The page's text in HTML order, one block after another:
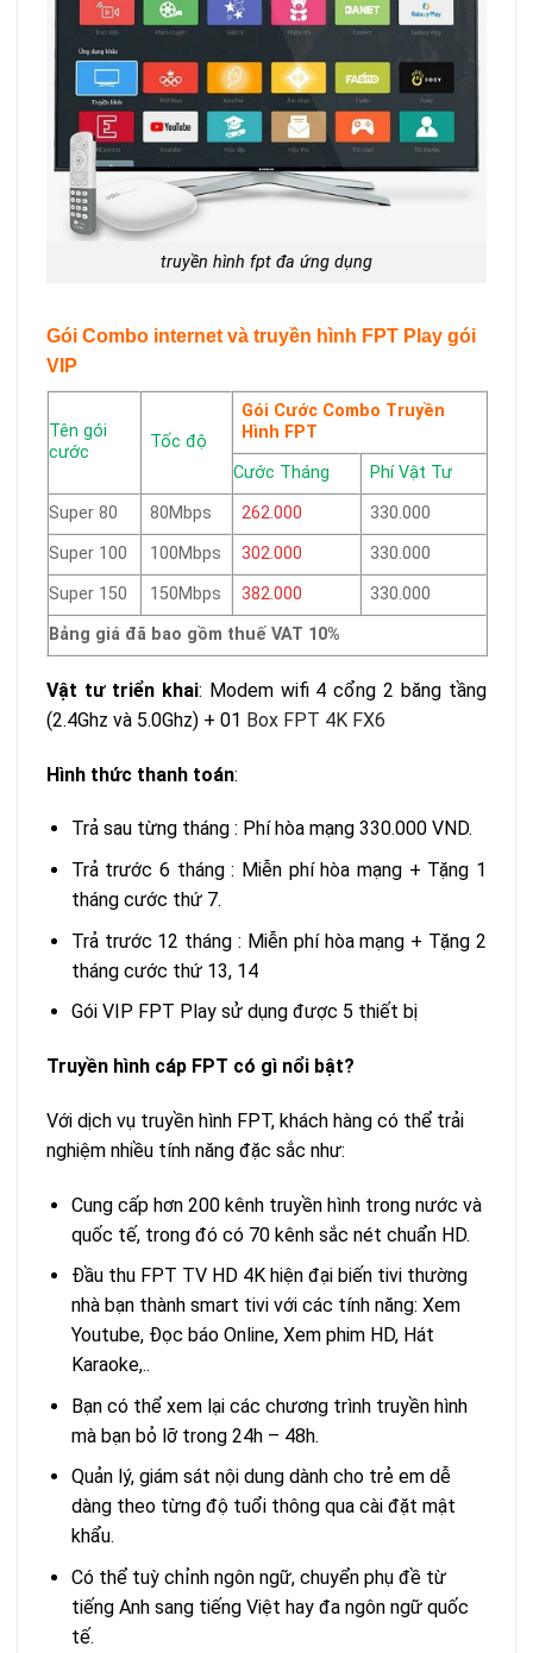
truyền hình fpt đa ứng dụng
Gói Combo internet và truyền hình FPT Play gói
VIP
Tên gói
cước
Tốc độ
Gói Cước Combo Truyền
Hình FPT
Cước Tháng
Phí Vật Tư
Super 80
80Mbps 262.000
330.000
Super 100
100Mbps 302.000
330.000
Super 150
150Mbps 382.000
330.000
Bảng giá đã bao gồm thuế VAT 10%
Vật tư triển khai: Modem wifi 4 cổng 2 băng tầng
(2.4Ghz và 5.0Ghz) + 01 Box FPT 4K FX6
Hình thức thanh toán:
Trả sau từng tháng : Phí hòa mạng 330.000 VND.
Trả trước 6 tháng : Miễn phí hòa mạng + Tặng 1
tháng cước thứ 7.
Trả trước 12 tháng : Miễn phí hòa mạng + Tặng 2
tháng cước thứ 13, 14
Gói VIP FPT Play sử dụng được 5 thiết bị
Truyền hình cáp FPT có gì nổi bật?
Với dịch vụ truyền hình FPT, khách hàng có thể trải
nghiệm nhiều tính năng đặc sắc như:
Cung cấp hơn 200 kênh truyền hình trong nước và
quốc tế, trong đó có 70 kênh sắc nét chuẩn HD.
Đầu thu FPT TV HD 4K hiện đại biến tivi thường
nhà bạn thành smart tivi với các tính năng: Xem
Youtube, Đọc báo Online, Xem phim HD, Hát
Karaoke,..
Bạn có thể xem lại các chương trình truyền hình
mà bạn bỏ lỡ trong 24h – 48h.
Quản lý, giám sát nội dung dành cho trẻ em dễ
dàng theo từng độ tuổi thông qua cài đặt mật
khẩu.
Có thể tuỳ chỉnh ngôn ngữ, chuyển phụ đề từ
tiếng Anh sang tiếng Việt hay đa ngôn ngữ quốc
tế.